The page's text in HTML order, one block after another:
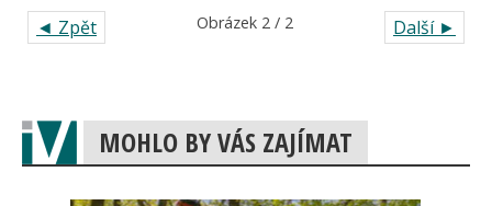
◄ Zpět Další ►
Obrázek 2 / 2
MOHLO BY VÁS ZAJÍMAT